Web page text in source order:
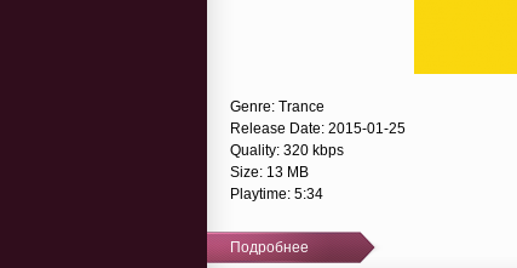
Genre: Trance
Release Date: 2015-01-25
Quality: 320 kbps
Size: 13 MB
Playtime: 5:34
Подробнее